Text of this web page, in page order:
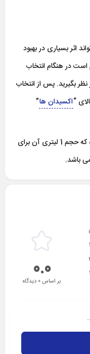
اثر بسیاری در بهبود
است در هنگام انتخاب
بگیرید. پس از انتخاب
“اکسیدان ها”
این محصول در حجم های مختلفی تولید شده که حجم 1 لیتری آن برای
باشد.
0.0بر اساس 0 دیدگاه